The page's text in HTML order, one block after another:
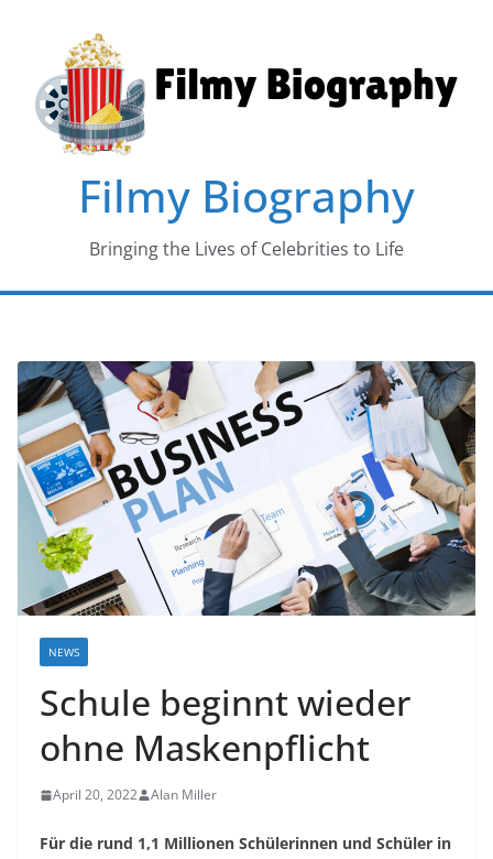
content
Filmy Biography
Bringing the Lives of Celebrities to Life
NEWS
Schule beginnt wieder
ohne Maskenpflicht
April 20, 2022 Alan Miller
Für die rund 1,1 Millionen Schülerinnen und Schüler in